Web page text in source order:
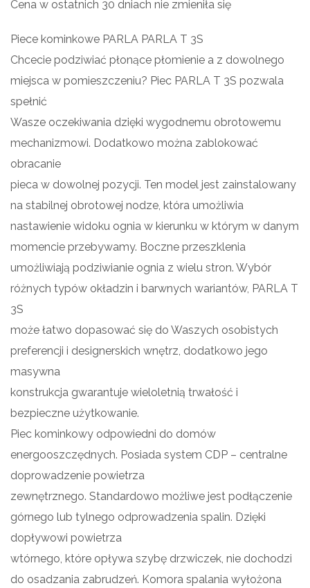
Cena w ostatnich 30 dniach nie zmieniła się
Piece kominkowe PARLA PARLA T 3S
Chcecie podziwiać płonące płomienie a z dowolnego
miejsca w pomieszczeniu? Piec PARLA T 3S pozwala
spełnić
Wasze oczekiwania dzięki wygodnemu obrotowemu
mechanizmowi. Dodatkowo można zablokować
obracanie
pieca w dowolnej pozycji. Ten model jest zainstalowany
na stabilnej obrotowej nodze, która umożliwia
nastawienie widoku ognia w kierunku w którym w danym
momencie przebywamy. Boczne przeszklenia
umożliwiają podziwianie ognia z wielu stron. Wybór
różnych typów okładzin i barwnych wariantów, PARLA T
3S
może łatwo dopasować się do Waszych osobistych
preferencji i designerskich wnętrz, dodatkowo jego
masywna
konstrukcja gwarantuje wieloletnią trwałość i
bezpieczne użytkowanie.
Piec kominkowy odpowiedni do domów
energooszczędnych. Posiada system CDP – centralne
doprowadzenie powietrza
zewnętrznego. Standardowo możliwe jest podłączenie
górnego lub tylnego odprowadzenia spalin. Dzięki
dopływowi powietrza
wtórnego, które opływa szybę drzwiczek, nie dochodzi
do osadzania zabrudzeń. Komora spalania wyłożona